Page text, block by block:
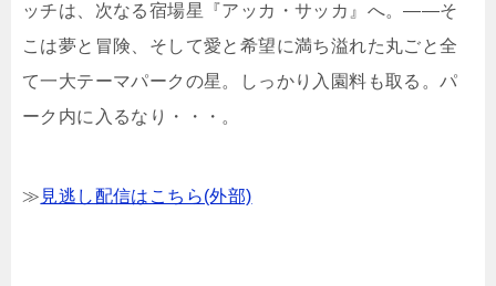
ッチは、次なる宿場星『アッカ・サッカ』へ。――そ
こは夢と冒険、そして愛と希望に満ち溢れた丸ごと全
て一大テーマパークの星。しっかり入園料も取る。パ
ーク内に入るなり・・・。
≫ 見逃し配信はこちら(外部)